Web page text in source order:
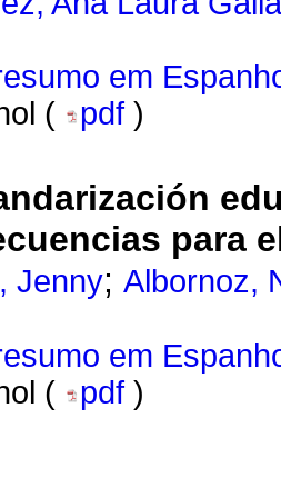
em
(
pdf )
para
Jenny; Albornoz,
em
(
pdf )